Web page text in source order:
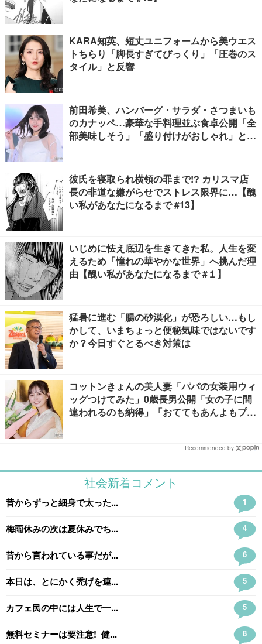
KARA知英、短丈ユニフォームから美ウエス
トちらり「脚長すぎてびっくり」「圧巻のス
タイル」と反響
前田希美、ハンバーグ・サラダ・さつまいも
のカナッペ…豪華な手料理並ぶ食卓公開「全
部美味しそう」「盛り付けがおしゃれ」と絶
彼氏を寝取られ横領の罪まで!? カリスマ店
長の非道な嫌がらせでストレス限界に…【醜
い私があなたになるまで #13】
いじめに怯え底辺を生きてきた私。人生を変
えるため「憧れの華やかな世界」へ挑んだ理
由【醜い私があなたになるまで #１】
猛暑に進む「腸の砂漠化」が恐ろしい…もし
かして、いまちょっと便秘気味ではないです
か？今日すぐとるべき対策は
コットンきょんの美人妻「パパの女装用ウィ
ッグつけてみた」0歳長男公開「女の子に間
違われるのも納得」「おててもあんよもプリ
Recommended by